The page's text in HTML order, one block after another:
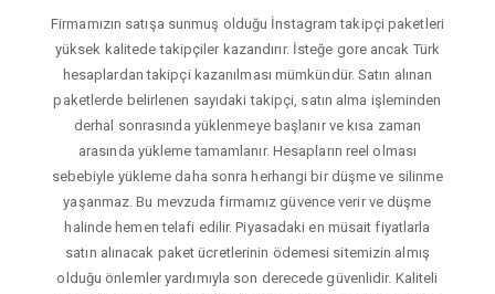
Firmamızın satışa sunmuş olduğu İnstagram takipçi paketleri
yüksek kalitede takipçiler kazandırır. İsteğe gore ancak Türk
hesaplardan takipçi kazanılması mümkündür. Satın alınan
paketlerde belirlenen sayıdaki takipçi, satın alma işleminden
derhal sonrasında yüklenmeye başlanır ve kısa zaman
arasında yükleme tamamlanır. Hesapların reel olması
sebebiyle yükleme daha sonra herhangi bir düşme ve silinme
yaşanmaz. Bu mevzuda firmamız güvence verir ve düşme
halinde hemen telafi edilir. Piyasadaki en müsait fiyatlarla
satın alınacak paket ücretlerinin ödemesi sitemizin almış
olduğu önlemler yardımıyla son derecede güvenlidir. Kaliteli